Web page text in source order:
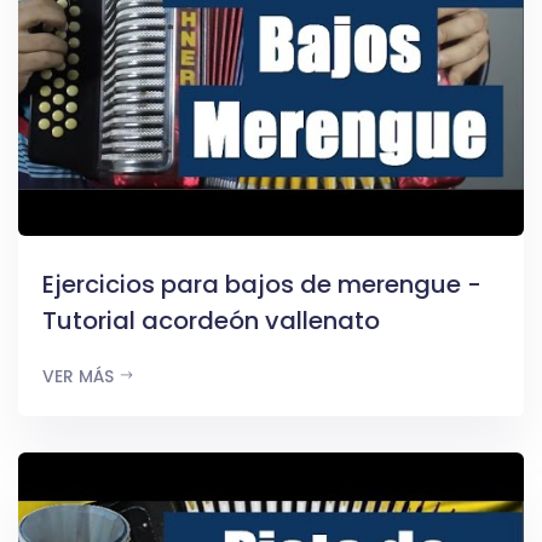
Ejercicios para bajos de merengue -
Tutorial acordeón vallenato
VER MÁS